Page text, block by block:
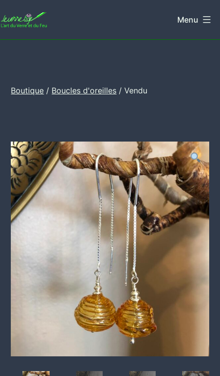
au
contenu
Menu
Boutique / Boucles d'oreilles / Vendu